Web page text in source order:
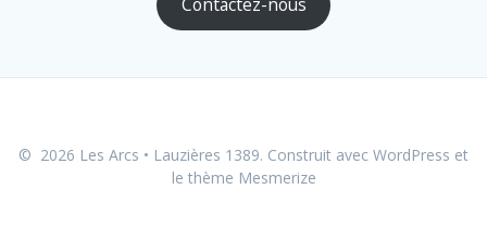
© 2026 Les Arcs • Lauzières 1389. Construit avec WordPress et
le thème Mesmerize